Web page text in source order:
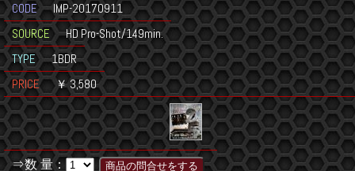
CODE
IMP-20170911
SOURCE
HD Pro-Shot/149min.
TYPE
1BDR
PRICE
￥ 3,580
⇒数 量：